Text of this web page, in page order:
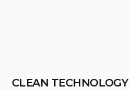
CLEAN TECHNOLOGY